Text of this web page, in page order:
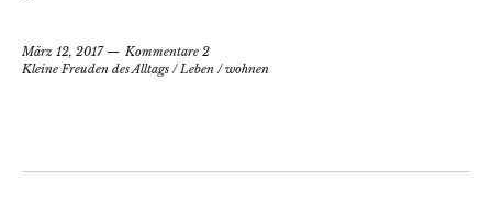
März 12, 2017
Kommentare 2
Kleine Freuden des Alltags /Leben /wohnen